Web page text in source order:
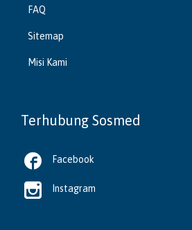
FAQ
Sitemap
Misi Kami
Terhubung Sosmed
 Facebook
 Instagram